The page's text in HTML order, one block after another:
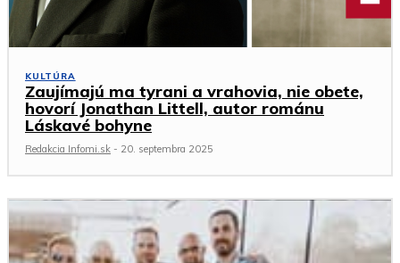
KULTÚRA
Zaujímajú ma tyrani a vrahovia, nie obete,
hovorí Jonathan Littell, autor románu
Láskavé bohyne
Redakcia Infomi.sk - 20. septembra 2025